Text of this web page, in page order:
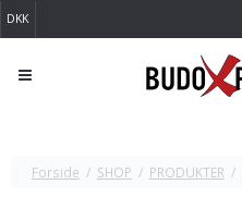
DKK
Forside / SHOP / PRODUKTER /